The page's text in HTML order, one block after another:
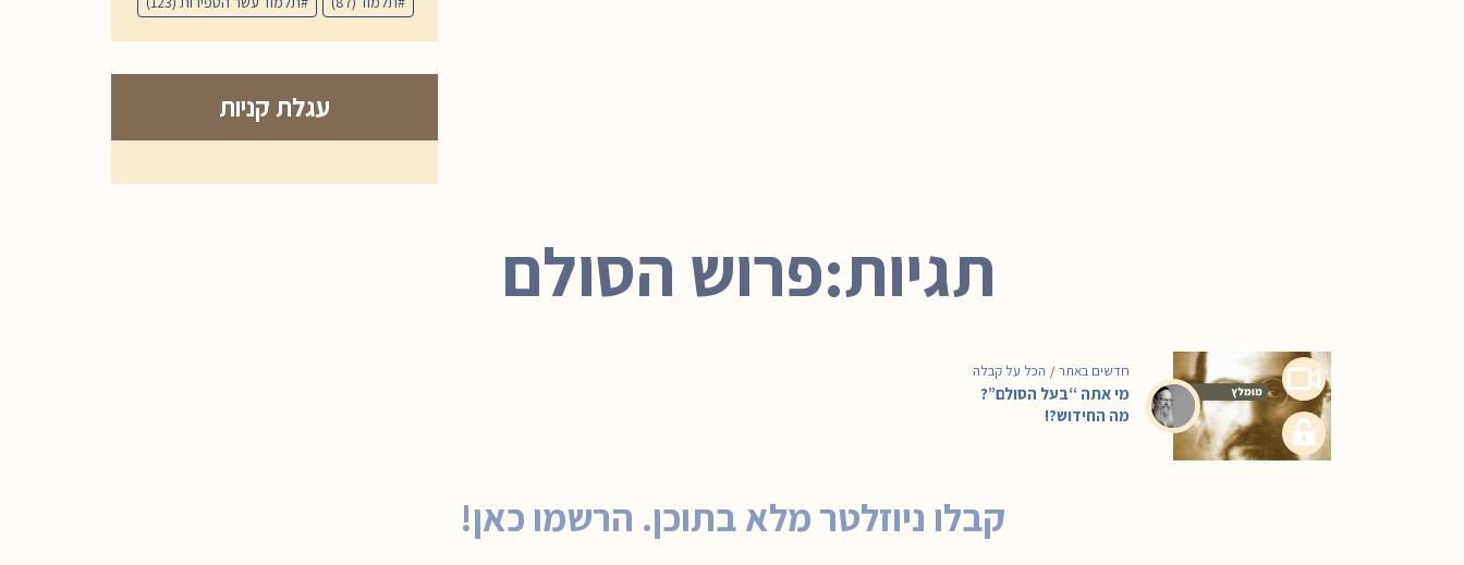
עגלת קניות
תגיות:פרוש הסולם
חדשים באתר / הכל על קבלה
מי אתה “בעל הסולם”?
מה החידוש?!
קבלו ניוזלטר מלא בתוכן. הרשמו כאן!